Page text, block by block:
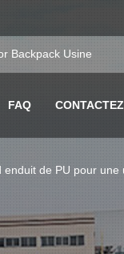
Backpack Usine
FAQ
de PU pour